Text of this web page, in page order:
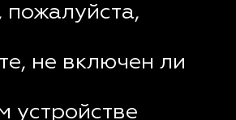
пожалуйста,
не включен ли
устройстве